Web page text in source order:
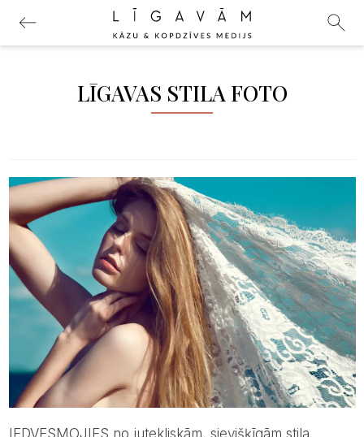
LĪGAVAS STILA FOTO
IEDVESMOJIES no jutekliskām, sievišķīgām stila